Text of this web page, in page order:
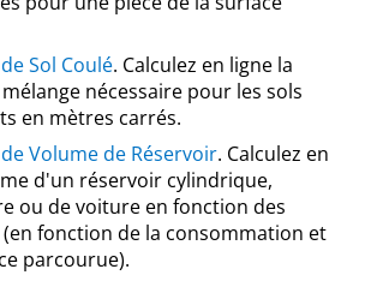
Sol Coulé. Calculez en ligne la
nécessaire pour les sols
en mètres carrés.
Volume de Réservoir. Calculez en
d'un réservoir cylindrique,
ou de voiture en fonction des
fonction de la consommation et
parcourue).